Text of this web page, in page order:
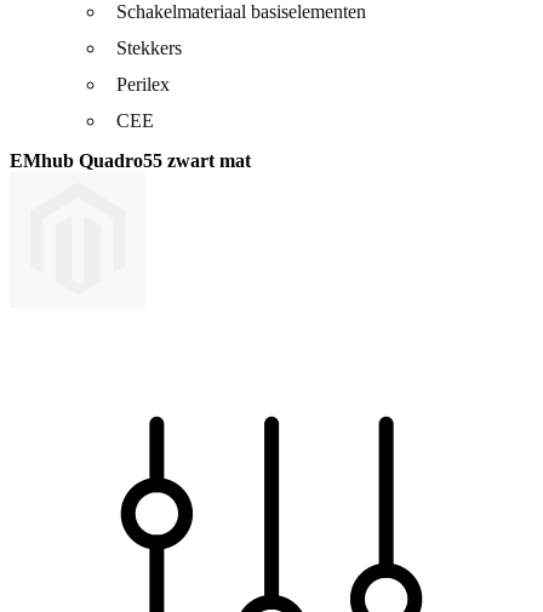
Schakelmateriaal basiselementen
Stekkers
Perilex
CEE
EMhub Quadro55 zwart mat